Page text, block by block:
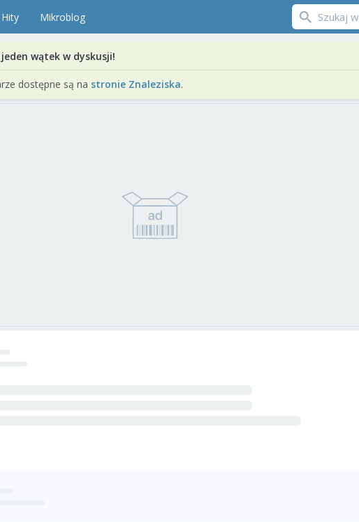
Hity Mikroblog
wątek w dyskusji!
dostępne są na stronie Znaleziska.